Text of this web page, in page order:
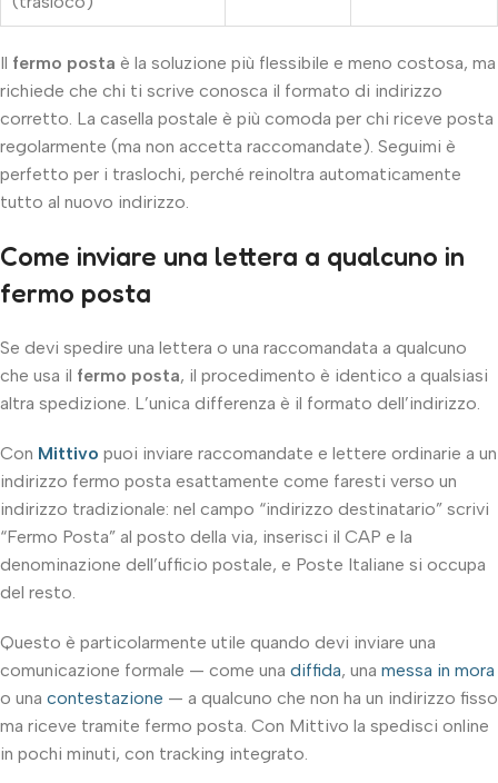
Il fermo posta è la soluzione più flessibile e meno costosa, ma
richiede che chi ti scrive conosca il formato di indirizzo
corretto. La casella postale è più comoda per chi riceve posta
regolarmente (ma non accetta raccomandate). Seguimi è
perfetto per i traslochi, perché reinoltra automaticamente
tutto al nuovo indirizzo.
Come inviare una lettera a qualcuno in
fermo posta
Se devi spedire una lettera o una raccomandata a qualcuno
che usa il fermo posta, il procedimento è identico a qualsiasi
altra spedizione. L’unica differenza è il formato dell’indirizzo.
Con Mittivo puoi inviare raccomandate e lettere ordinarie a un
indirizzo fermo posta esattamente come faresti verso un
indirizzo tradizionale: nel campo “indirizzo destinatario” scrivi
“Fermo Posta” al posto della via, inserisci il CAP e la
denominazione dell’ufficio postale, e Poste Italiane si occupa
del resto.
Questo è particolarmente utile quando devi inviare una
comunicazione formale — come una diffida, una messa in mora
o una contestazione — a qualcuno che non ha un indirizzo fisso
ma riceve tramite fermo posta. Con Mittivo la spedisci online
in pochi minuti, con tracking integrato.